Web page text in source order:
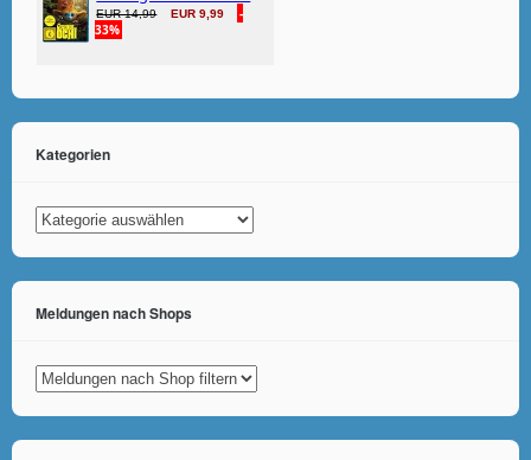
Kategorien
Kategorien
Meldungen nach Shops